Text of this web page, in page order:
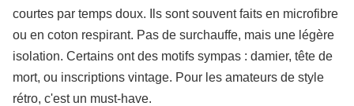
courtes par temps doux. Ils sont souvent faits en microfibre
ou en coton respirant. Pas de surchauffe, mais une légère
isolation. Certains ont des motifs sympas : damier, tête de
mort, ou inscriptions vintage. Pour les amateurs de style
rétro, c'est un must-have.